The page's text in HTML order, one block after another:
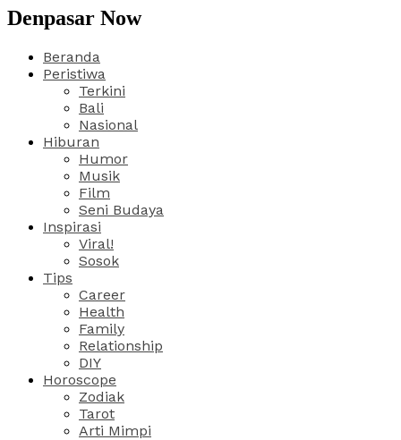
Denpasar Now
Beranda
Peristiwa
Terkini
Bali
Nasional
Hiburan
Humor
Musik
Film
Seni Budaya
Inspirasi
Viral!
Sosok
Tips
Career
Health
Family
Relationship
DIY
Horoscope
Zodiak
Tarot
Arti Mimpi